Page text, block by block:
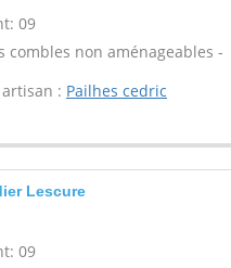
09
combles non aménageables -
: Pailhes cedric
Lescure
09